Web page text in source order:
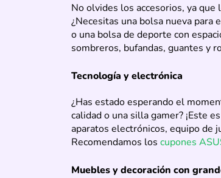
No olvides los accesorios, ya
¿Necesitas una bolsa nueva para
o una bolsa de deporte con
sombreros, bufandas, guantes y
Tecnología y electrónica
¿Has estado esperando el
calidad o una silla gamer? ¡Este
aparatos electrónicos, equipo de
Recomendamos los cupones
Muebles y decoración con